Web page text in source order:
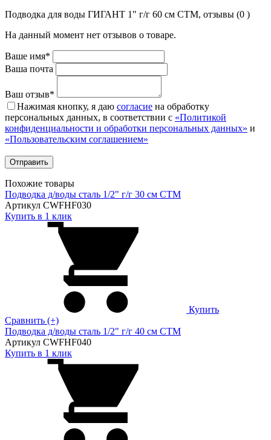
Подводка для воды ГИГАНТ 1" г/г 60 см СТМ, отзывы (0 )
На данный момент нет отзывов о товаре.
Ваше имя*
Ваша почта
Ваш отзыв*
Нажимая кнопку, я даю согласие на обработку
персональных данных, в соответствии с «Политикой
конфиденциальности и обработки персональных данных» и
«Пользовательским соглашением»
Похожие товары
Подводка д/воды сталь 1/2" г/г 30 cм CTM
Артикул CWFHF030
Купить в 1 клик
Купить
Сравнить (+)
Подводка д/воды сталь 1/2" г/г 40 cм CTM
Артикул CWFHF040
Купить в 1 клик